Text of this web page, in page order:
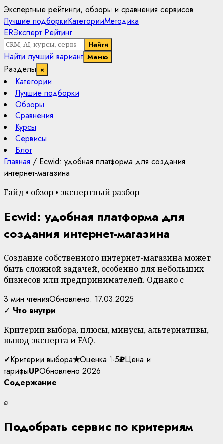
Экспертные рейтинги, обзоры и сравнения сервисов
Лучшие подборкиКатегорииМетодика
ERЭксперт Рейтинг
Найти
Найти лучший вариант Меню
Разделы ×
Категории
Лучшие подборки
Обзоры
Сравнения
Курсы
Сервисы
Блог
Главная / Ecwid: удобная платформа для создания
интернет-магазина
Гайд • обзор • экспертный разбор
Ecwid: удобная платформа для
создания интернет-магазина
Создание собственного интернет-магазина может
быть сложной задачей, особенно для небольших
бизнесов или предпринимателей. Однако с
3 мин чтенияОбновлено: 17.03.2025
✓ Что внутри
Критерии выбора, плюсы, минусы, альтернативы,
вывод эксперта и FAQ.
✓Критерии выбора★Оценка 1-5₽Цена и
тарифыUPОбновлено 2026
Содержание
⌕
Подобрать сервис по критериям